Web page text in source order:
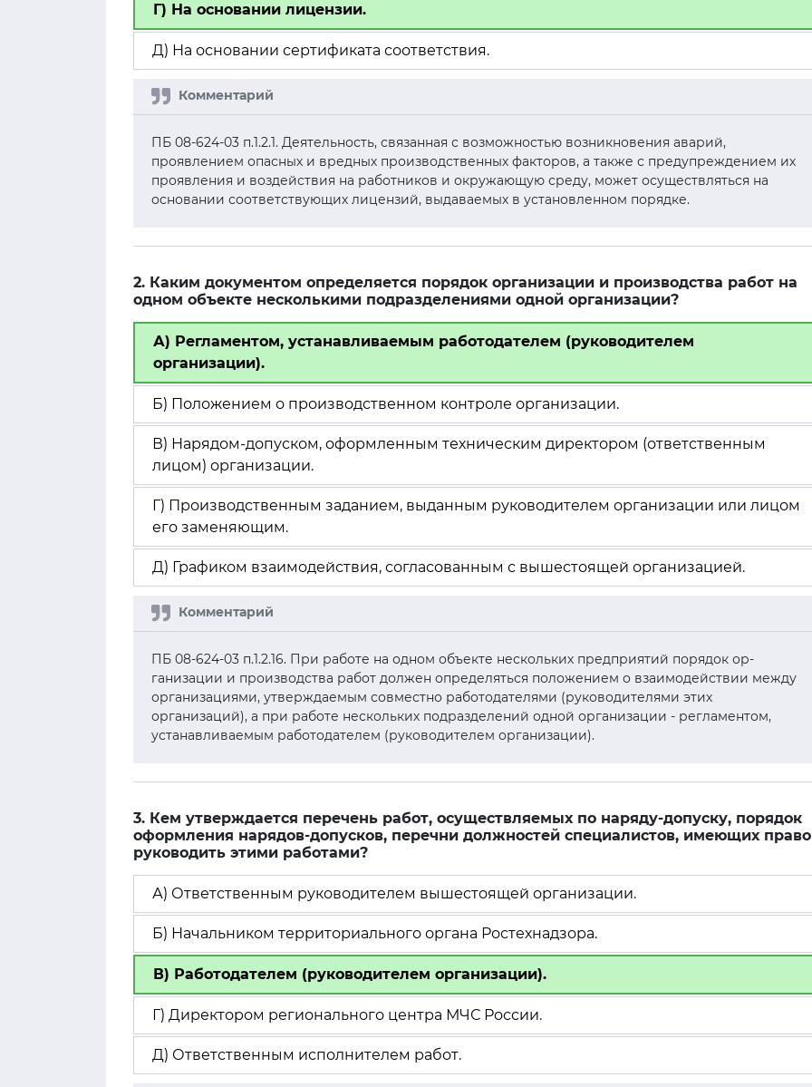
Г) На основании лицензии.
Д) На основании сертификата соответствия.
ПБ 08-624-03 п.1.2.1. Деятельность, связанная с возможностью возникновения аварий,
проявлением опасных и вредных производственных факторов, а также с предупреждением их
проявления и воздействия на работников и окружающую среду, может осуществляться на
основании соответствующих лицензий, выдаваемых в установленном порядке.
2. Каким документом определяется порядок организации и производства работ на
одном объекте несколькими подразделениями одной организации?
А) Регламентом, устанавливаемым работодателем (руководителем
организации).
Б) Положением о производственном контроле организации.
В) Нарядом-допуском, оформленным техническим директором (ответственным
лицом) организации.
Г) Производственным заданием, выданным руководителем организации или лицом
его заменяющим.
Д) Графиком взаимодействия, согласованным с вышестоящей организацией.
ПБ 08-624-03 п.1.2.16. При работе на одном объекте нескольких предприятий порядок ор-
ганизации и производства работ должен определяться положением о взаимодействии между
организациями, утверждаемым совместно работодателями (руководителями этих
организаций), а при работе нескольких подразделений одной организации - регламентом,
устанавливаемым работодателем (руководителем организации).
3. Кем утверждается перечень работ, осуществляемых по наряду-допуску, порядок
оформления нарядов-допусков, перечни должностей специалистов, имеющих право
руководить этими работами?
А) Ответственным руководителем вышестоящей организации.
Б) Начальником территориального органа Ростехнадзора.
В) Работодателем (руководителем организации).
Г) Директором регионального центра МЧС России.
Д) Ответственным исполнителем работ.